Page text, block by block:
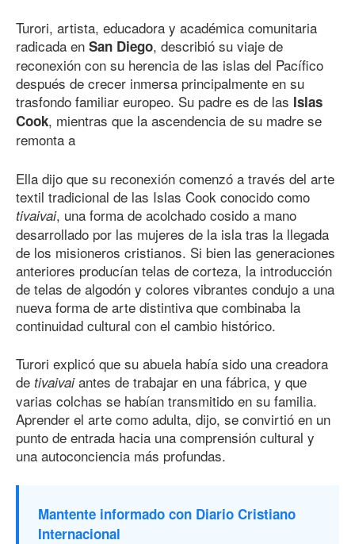
Turori, artista, educadora y académica comunitaria
radicada en San Diego, describió su viaje de
reconexión con su herencia de las islas del Pacífico
después de crecer inmersa principalmente en su
trasfondo familiar europeo. Su padre es de las Islas
Cook, mientras que la ascendencia de su madre se
remonta a
Ella dijo que su reconexión comenzó a través del arte
textil tradicional de las Islas Cook conocido como
tivaivai, una forma de acolchado cosido a mano
desarrollado por las mujeres de la isla tras la llegada
de los misioneros cristianos. Si bien las generaciones
anteriores producían telas de corteza, la introducción
de telas de algodón y colores vibrantes condujo a una
nueva forma de arte distintiva que combinaba la
continuidad cultural con el cambio histórico.
Turori explicó que su abuela había sido una creadora
de tivaivaiantes de trabajar en una fábrica, y que
varias colchas se habían transmitido en su familia.
Aprender el arte como adulta, dijo, se convirtió en un
punto de entrada hacia una comprensión cultural y
una autoconciencia más profundas.
Mantente informado con Diario Cristiano
Internacional